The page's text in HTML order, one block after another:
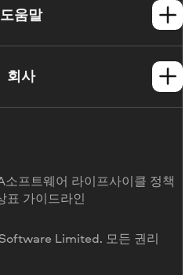
도움말
회사
유
Limited. 모든 권리
소프트웨어 라이프사이클 정책
표 가이드라인